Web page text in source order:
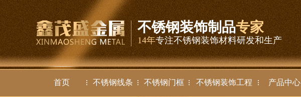
不锈钢装饰制品专家
14年专注不锈钢装饰材料研发和生产
首页 不锈钢线条 不锈钢门框 不锈钢装饰工程 产品中心